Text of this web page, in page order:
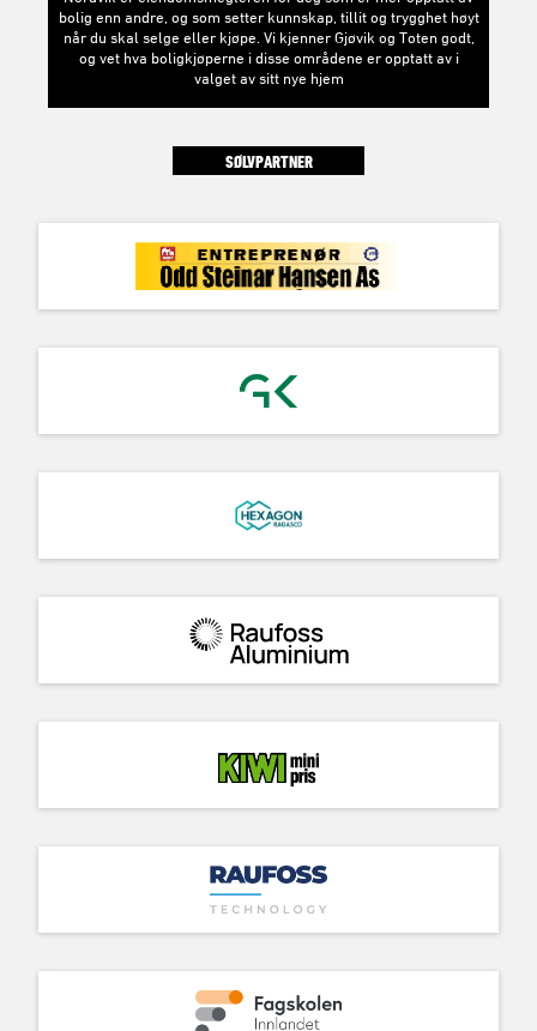
bolig enn andre, og som setter kunnskap, tillit og trygghet høyt
når du skal selge eller kjøpe. Vi kjenner Gjøvik og Toten godt,
og vet hva boligkjøperne i disse områdene er opptatt av i
valget av sitt nye hjem
SØLVPARTNER